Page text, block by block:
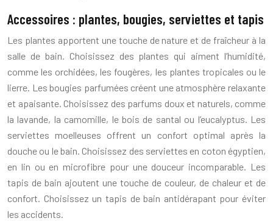
Accessoires : plantes, bougies, serviettes et tapis
Les plantes apportent une touche de nature et de fraîcheur à la
salle de bain. Choisissez des plantes qui aiment l’humidité,
comme les orchidées, les fougères, les plantes tropicales ou le
lierre. Les bougies parfumées créent une atmosphère relaxante
et apaisante. Choisissez des parfums doux et naturels, comme
la lavande, la camomille, le bois de santal ou l’eucalyptus. Les
serviettes moelleuses offrent un confort optimal après la
douche ou le bain. Choisissez des serviettes en coton égyptien,
en lin ou en microfibre pour une douceur incomparable. Les
tapis de bain ajoutent une touche de couleur, de chaleur et de
confort. Choisissez un tapis de bain antidérapant pour éviter
les accidents.